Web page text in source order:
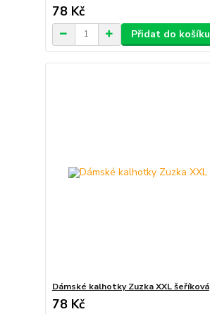
78 Kč
Přidat do košíku
Dámské kalhotky Zuzka XXL šeříková
78 Kč